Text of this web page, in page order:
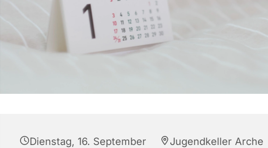
Dienstag, 16. September
Jugendkeller Arche